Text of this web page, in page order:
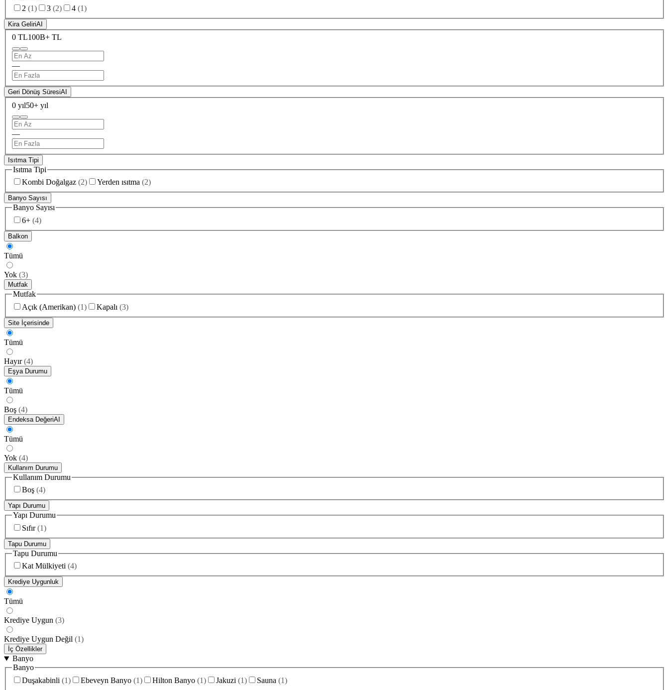
2 (1) 3 (2) 4 (1)
Kira GeliriAI
0 TL100B+ TL
—
Geri Dönüş SüresiAI
0 yıl50+ yıl
—
Isıtma Tipi
Isıtma Tipi
Kombi Doğalgaz (2) Yerden ısıtma (2)
Banyo Sayısı
Banyo Sayısı
6+ (4)
Balkon
Tümü
Yok (3)
Mutfak
Mutfak
Açık (Amerikan) (1) Kapalı (3)
Site İçerisinde
Tümü
Hayır (4)
Eşya Durumu
Tümü
Boş (4)
Endeksa DeğeriAI
Tümü
Yok (4)
Kullanım Durumu
Kullanım Durumu
Boş (4)
Yapı Durumu
Yapı Durumu
Sıfır (1)
Tapu Durumu
Tapu Durumu
Kat Mülkiyeti (4)
Krediye Uygunluk
Tümü
Krediye Uygun (3)
Krediye Uygun Değil (1)
İç Özellikler
Banyo
Banyo
Duşakabinli (1) Ebeveyn Banyo (1) Hilton Banyo (1) Jakuzi (1) Sauna (1)